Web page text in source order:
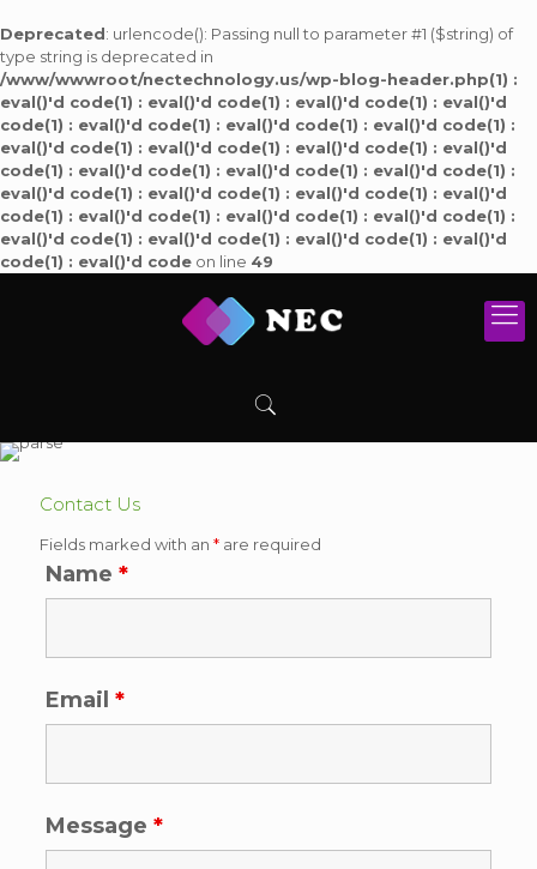
Deprecated: urlencode(): Passing null to parameter #1 ($string) of
type string is deprecated in
/www/wwwroot/nectechnology.us/wp-blog-header.php(1) :
eval()'d code(1) : eval()'d code(1) : eval()'d code(1) : eval()'d
code(1) : eval()'d code(1) : eval()'d code(1) : eval()'d code(1) :
eval()'d code(1) : eval()'d code(1) : eval()'d code(1) : eval()'d
code(1) : eval()'d code(1) : eval()'d code(1) : eval()'d code(1) :
eval()'d code(1) : eval()'d code(1) : eval()'d code(1) : eval()'d
code(1) : eval()'d code(1) : eval()'d code(1) : eval()'d code(1) :
eval()'d code(1) : eval()'d code(1) : eval()'d code(1) : eval()'d
code(1) : eval()'d code on line 49
Contact Us
Fields marked with an * are required
Name *
Email *
Message *